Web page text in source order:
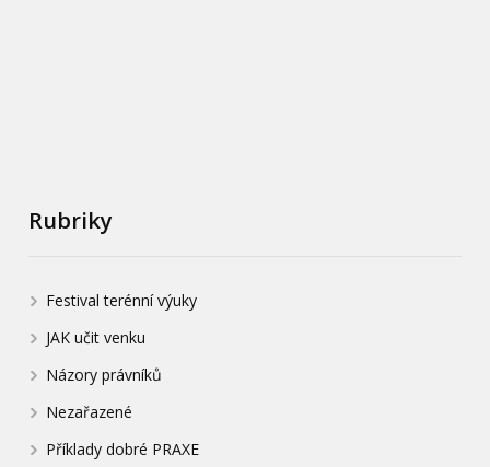
Rubriky
Festival terénní výuky
JAK učit venku
Názory právníků
Nezařazené
Příklady dobré PRAXE